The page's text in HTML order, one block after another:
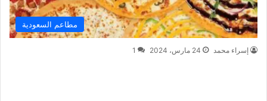
مطاعم السعودية
إسراء محمد 24 مارس، 2024 1